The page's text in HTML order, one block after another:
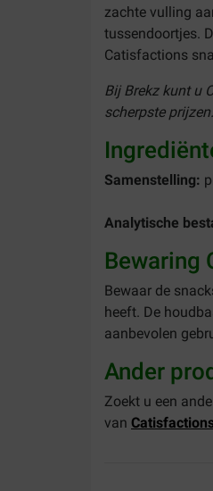
zachte vulling
tussendoortjes.
Catisfactions
Bij Brekz kunt u
scherpste
Samenstelling:
Analytische
Bewaring
Bewaar de
heeft. De
aanbevolen
Ander
Zoekt u een
van